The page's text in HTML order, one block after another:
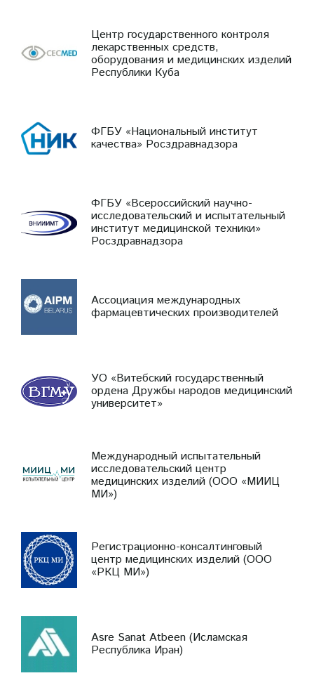
Центр государственного контроля
лекарственных средств,
оборудования и медицинских изделий
Республики Куба
ФГБУ «Национальный институт
качества» Росздравнадзора
ФГБУ «Всероссийский научно-
исследовательский и испытательный
институт медицинской техники»
Росздравнадзора
Ассоциация международных
фармацевтических производителей
УО «Витебский государственный
ордена Дружбы народов медицинский
университет»
Международный испытательный
исследовательский центр
медицинских изделий (ООО «МИИЦ
МИ»)
Регистрационно-консалтинговый
центр медицинских изделий (ООО
«РКЦ МИ»)
Asre Sanat Atbeen (Исламская
Республика Иран)